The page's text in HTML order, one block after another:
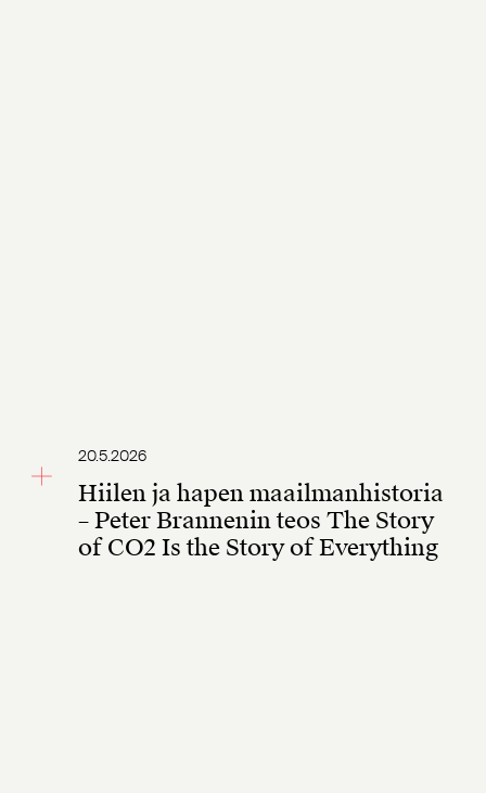
20.5.2026
Hiilen ja hapen maailmanhistoria
– Peter Brannenin teos The Story
of CO2 Is the Story of Everything